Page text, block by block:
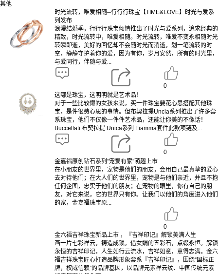
其他
时光流转，唯爱相随--行行行珠宝【TIME&LOVE】时光与爱系
列发布
浪漫结婚季，行行行珠宝倾情推出了时光与爱系列，追求经典的
精致，时光流转中，唯爱相随。时光流转，唯爱不变永相随时光
转瞬即逝，美好的回忆却不会随时光而消逝，划一笔流转的时
空，静静守护着你的爱，因为有你，岁月安然，所有的时光里，
与爱同行，伴随与爱...
0
这哪是珠宝，这明明就是艺术品！
对于一些比较懒的女孩来说，买一件珠宝要花心思搭配其他珠
宝，是件很费心思的事情。但布契拉提Uncia系列推出了许多套
系珠宝，他们不仅像一件件艺术品，还能让你美的不像话！
Buccellati 布契拉提 Unica系列 Fiamma套件此款项链及...
0
金嘉福原创钻石系列“宠爱有家”萌趣上市
在小朋友的世界里，宠物是他们的朋友，会用自己最真挚的爱心
去对待他们；在大人们的世界里，宠物是与他们亲近，并且不抱
任何企图，忠实于他们的朋友；在宠物的眼里，你有自己的朋
友，对它来说，它的世界只有你。让我们以他们的角度进入他们
的家，金嘉福珠宝原...
0
金六福吉祥珠宝新品上市 ，『吉祥印记』解锁美满人生
画一片七彩祥云，铸造成锁。借女娲的五彩石，点缀永恒。解锁
永恒的吉祥印记，人生如行云流水，吉祥如意，意得志满。金六
福吉祥珠宝匠心打造品牌形象套系『吉祥印记』，围绕“国标正
牌，权威信赖”的品牌基因，以品牌元素祥云纹、中国传统元素